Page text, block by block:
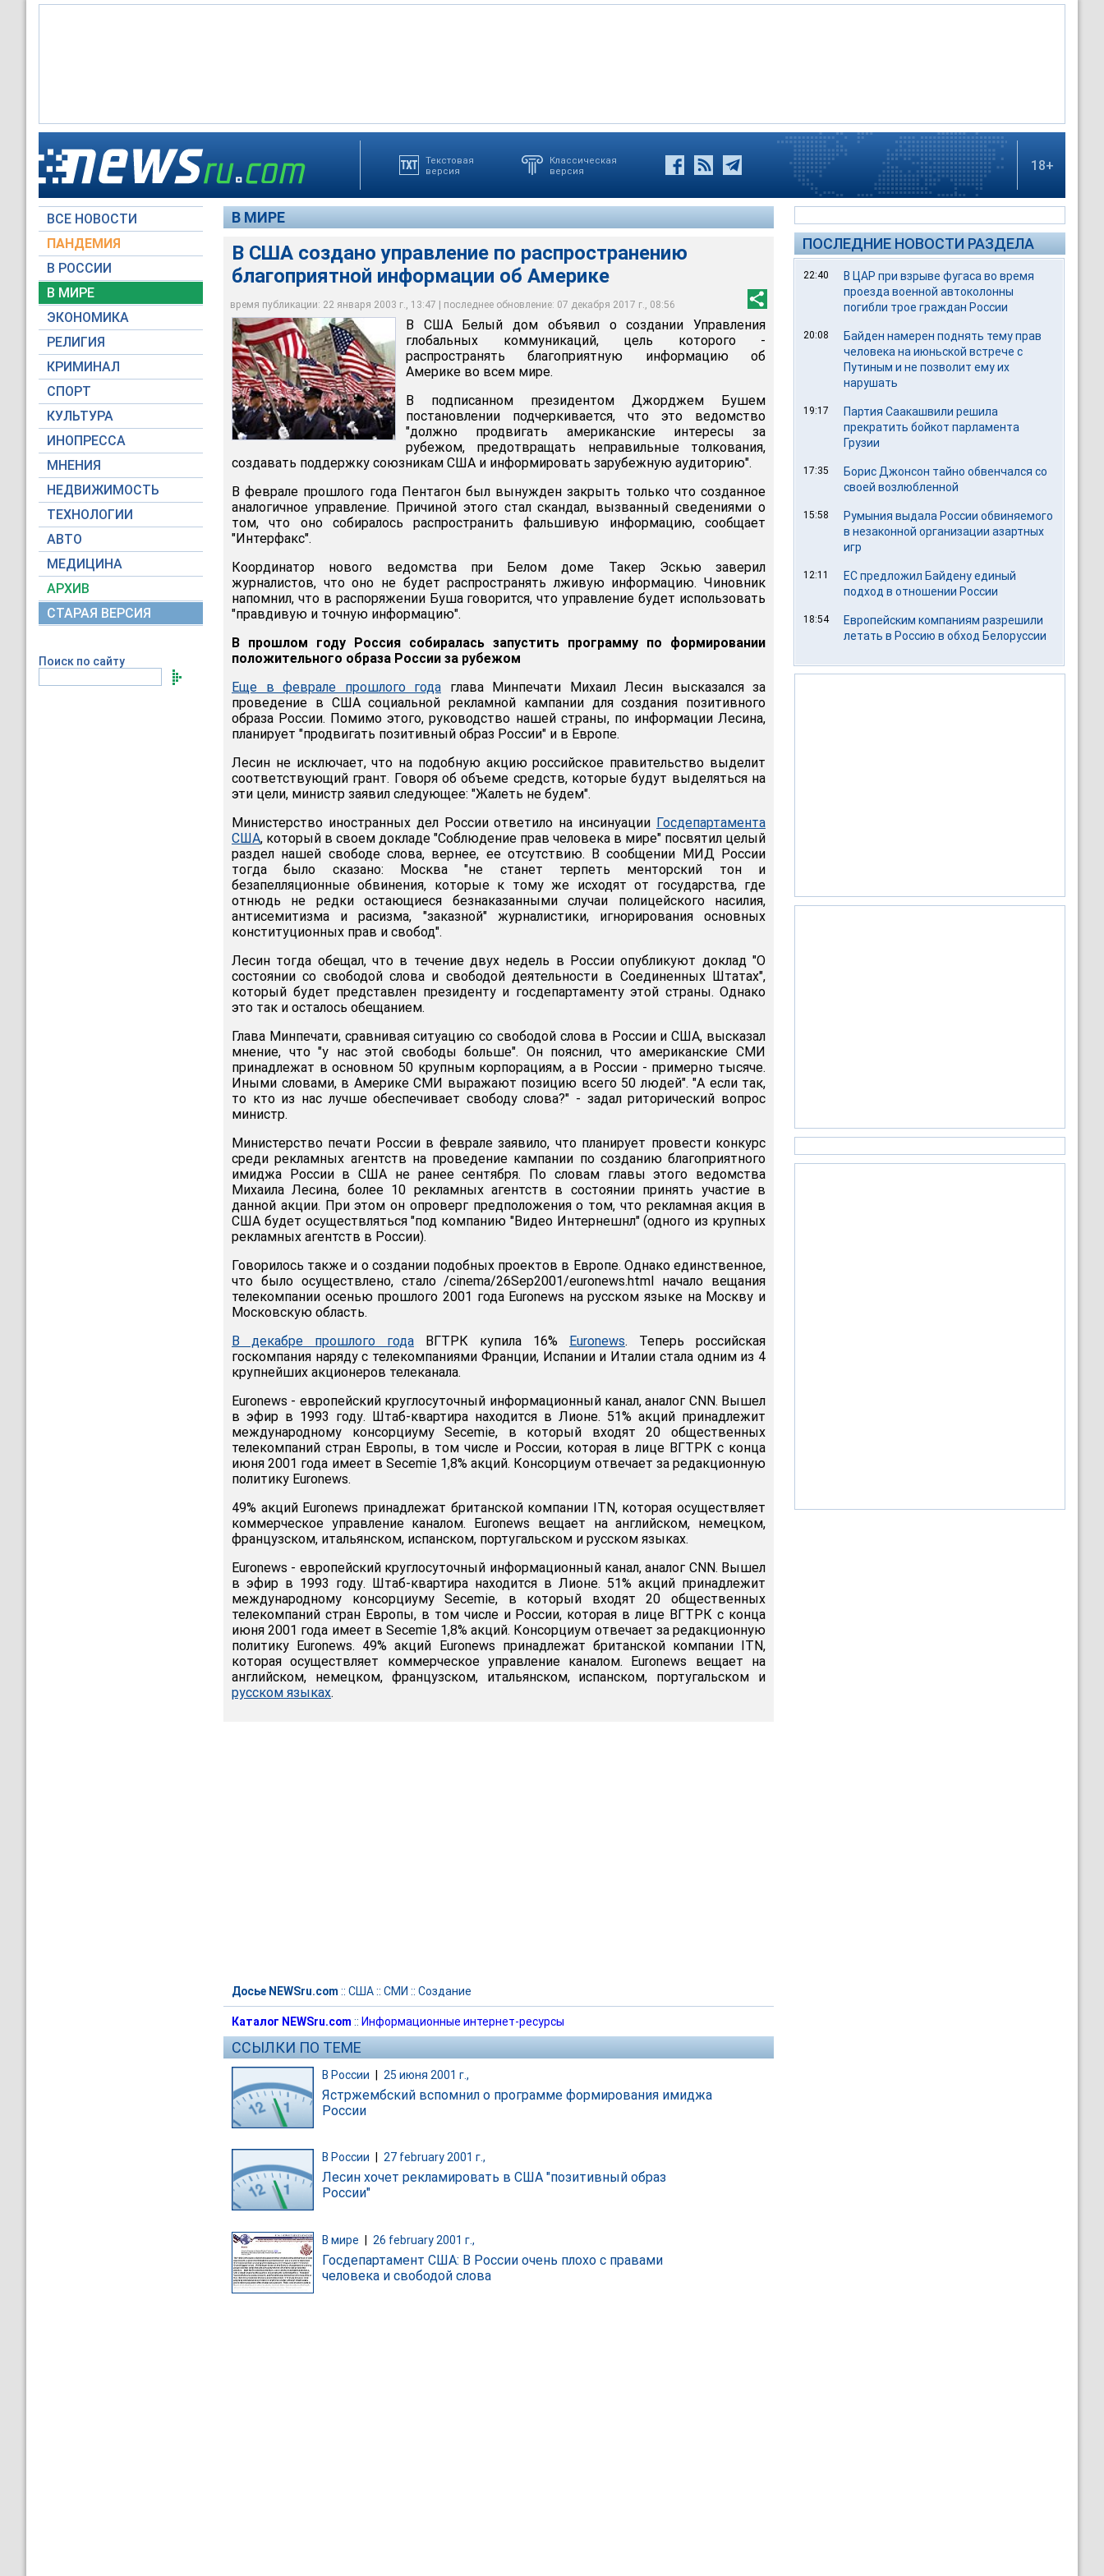
Текстовая
версия
Классическая
версия
18+
ВСЕ НОВОСТИ
ПАНДЕМИЯ
В РОССИИ
В МИРЕ
ЭКОНОМИКА
РЕЛИГИЯ
КРИМИНАЛ
СПОРТ
КУЛЬТУРА
ИНОПРЕССА
МНЕНИЯ
НЕДВИЖИМОСТЬ
ТЕХНОЛОГИИ
АВТО
МЕДИЦИНА
АРХИВ
СТАРАЯ ВЕРСИЯ
Поиск по сайту
В МИРЕ
В США создано управление по распространению
благоприятной информации об Америке
время публикации: 22 января 2003 г., 13:47 | последнее обновление: 07 декабря 2017 г., 08:56
В США создано управление по распространению благоприятной информации об
Америке
Архив NEWSru.com
В США Белый дом объявил о создании Управления
глобальных коммуникаций, цель которого -
распространять благоприятную информацию об
Америке во всем мире.
В подписанном президентом Джорджем Бушем
постановлении подчеркивается, что это ведомство
"должно продвигать американские интересы за
рубежом, предотвращать неправильные толкования,
создавать поддержку союзникам США и информировать зарубежную аудиторию".
В феврале прошлого года Пентагон был вынужден закрыть только что созданное
аналогичное управление. Причиной этого стал скандал, вызванный сведениями о
том, что оно собиралось распространить фальшивую информацию, сообщает
"Интерфакс".
Координатор нового ведомства при Белом доме Такер Эскью заверил
журналистов, что оно не будет распространять лживую информацию. Чиновник
напомнил, что в распоряжении Буша говорится, что управление будет использовать
"правдивую и точную информацию".
В прошлом году Россия собиралась запустить программу по формировании
положительного образа России за рубежом
Еще в феврале прошлого года глава Минпечати Михаил Лесин высказался за
проведение в США социальной рекламной кампании для создания позитивного
образа России. Помимо этого, руководство нашей страны, по информации Лесина,
планирует "продвигать позитивный образ России" и в Европе.
Лесин не исключает, что на подобную акцию российское правительство выделит
соответствующий грант. Говоря об объеме средств, которые будут выделяться на
эти цели, министр заявил следующее: "Жалеть не будем".
Министерство иностранных дел России ответило на инсинуации Госдепартамента
США, который в своем докладе "Соблюдение прав человека в мире" посвятил целый
раздел нашей свободе слова, вернее, ее отсутствию. В сообщении МИД России
тогда было сказано: Москва "не станет терпеть менторский тон и
безапелляционные обвинения, которые к тому же исходят от государства, где
отнюдь не редки остающиеся безнаказанными случаи полицейского насилия,
антисемитизма и расизма, "заказной" журналистики, игнорирования основных
конституционных прав и свобод".
Лесин тогда обещал, что в течение двух недель в России опубликуют доклад "О
состоянии со свободой слова и свободой деятельности в Соединенных Штатах",
который будет представлен президенту и госдепартаменту этой страны. Однако
это так и осталось обещанием.
Глава Минпечати, сравнивая ситуацию со свободой слова в России и США, высказал
мнение, что "у нас этой свободы больше". Он пояснил, что американские СМИ
принадлежат в основном 50 крупным корпорациям, а в России - примерно тысяче.
Иными словами, в Америке СМИ выражают позицию всего 50 людей". "А если так,
то кто из нас лучше обеспечивает свободу слова?" - задал риторический вопрос
министр.
Министерство печати России в феврале заявило, что планирует провести конкурс
среди рекламных агентств на проведение кампании по созданию благоприятного
имиджа России в США не ранее сентября. По словам главы этого ведомства
Михаила Лесина, более 10 рекламных агентств в состоянии принять участие в
данной акции. При этом он опроверг предположения о том, что рекламная акция в
США будет осуществляться "под компанию "Видео Интернешнл" (одного из крупных
рекламных агентств в России).
Говорилось также и о создании подобных проектов в Европе. Однако единственное,
что было осуществлено, стало /cinema/26Sep2001/euronews.html начало вещания
телекомпании осенью прошлого 2001 года Euronews на русском языке на Москву и
Московскую область.
В декабре прошлого года ВГТРК купила 16% Euronews. Теперь российская
госкомпания наряду с телекомпаниями Франции, Испании и Италии стала одним из 4
крупнейших акционеров телеканала.
Euronews - европейский круглосуточный информационный канал, аналог CNN. Вышел
в эфир в 1993 году. Штаб-квартира находится в Лионе. 51% акций принадлежит
международному консорциуму Secemie, в который входят 20 общественных
телекомпаний стран Европы, в том числе и России, которая в лице ВГТРК с конца
июня 2001 года имеет в Secemie 1,8% акций. Консорциум отвечает за редакционную
политику Euronews.
49% акций Euronews принадлежат британской компании ITN, которая осуществляет
коммерческое управление каналом. Euronews вещает на английском, немецком,
французском, итальянском, испанском, португальском и русском языках.
Euronews - европейский круглосуточный информационный канал, аналог CNN. Вышел
в эфир в 1993 году. Штаб-квартира находится в Лионе. 51% акций принадлежит
международному консорциуму Secemie, в который входят 20 общественных
телекомпаний стран Европы, в том числе и России, которая в лице ВГТРК с конца
июня 2001 года имеет в Secemie 1,8% акций. Консорциум отвечает за редакционную
политику Euronews. 49% акций Euronews принадлежат британской компании ITN,
которая осуществляет коммерческое управление каналом. Euronews вещает на
английском, немецком, французском, итальянском, испанском, португальском и
русском языках.
Досье NEWSru.com :: США:: СМИ :: Создание
Каталог NEWSru.com :: Информационные интернет-ресурсы
ССЫЛКИ ПО ТЕМЕ
В России 25 июня 2001 г.,
Ястржембский вспомнил о программе формирования имиджа
России
В России 27 february 2001 г.,
Лесин хочет рекламировать в США "позитивный образ
России"
В мире | 26 february 2001 г.,
Госдепартамент США: В России очень плохо с правами
человека и свободой слова
ПОСЛЕДНИЕ НОВОСТИ РАЗДЕЛА
22:40
В ЦАР при взрыве фугаса во время
проезда военной автоколонны
погибли трое граждан России
20:08
Байден намерен поднять тему прав
человека на июньской встрече с
Путиным и не позволит ему их
нарушать
19:17
Партия Саакашвили решила
прекратить бойкот парламента
Грузии
17:35
Борис Джонсон тайно обвенчался со
своей возлюбленной
15:58
Румыния выдала России обвиняемого
в незаконной организации азартных
игр
12:11
ЕС предложил Байдену единый
подход в отношении России
18:54
Европейским компаниям разрешили
летать в Россию в обход Белоруссии